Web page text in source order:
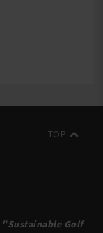
"Sustainable Golf
TOP